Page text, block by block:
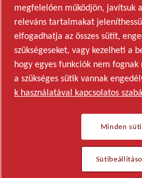
megfelelően működjön, javítsuk
releváns tartalmakat
elfogadhatja az összes sütit,
szükségeseket, vagy kezelheti a
hogy egyes funkciók nem
a szükséges sütik vannak
k használatával kapcsolatos
Minden